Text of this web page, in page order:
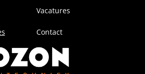
Vacatures
Contact